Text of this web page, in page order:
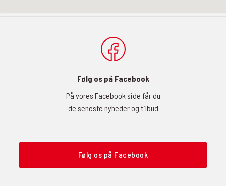
Følg os på Facebook
På vores Facebook side får du
de seneste nyheder og tilbud
Følg os på Facebook